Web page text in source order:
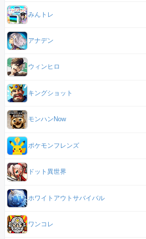
みんトレ
アナデン
ウィンヒロ
キングショット
モンハンNow
ポケモンフレンズ
ドット異世界
ホワイトアウトサバイバル
ワンコレ